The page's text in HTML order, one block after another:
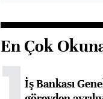
En Çok
İş Bankası